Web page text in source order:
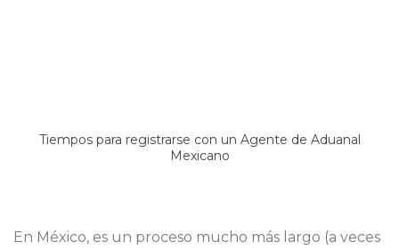
Tiempos para registrarse con un Agente de Aduanal
Mexicano
En México, es un proceso mucho más largo (a veces